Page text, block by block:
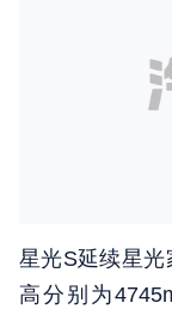
星光S延续星
高分别为